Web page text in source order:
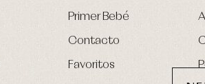
Primer Bebé
Contacto
Favoritos